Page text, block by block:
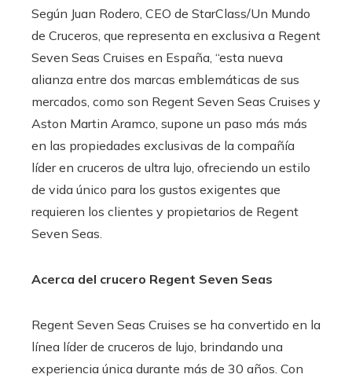
Según Juan Rodero, CEO de StarClass/Un Mundo
de Cruceros, que representa en exclusiva a Regent
Seven Seas Cruises en España, “esta nueva
alianza entre dos marcas emblemáticas de sus
mercados, como son Regent Seven Seas Cruises y
Aston Martin Aramco, supone un paso más más
en las propiedades exclusivas de la compañía
líder en cruceros de ultra lujo, ofreciendo un estilo
de vida único para los gustos exigentes que
requieren los clientes y propietarios de Regent
Seven Seas.
Acerca del crucero Regent Seven Seas
Regent Seven Seas Cruises se ha convertido en la
línea líder de cruceros de lujo, brindando una
experiencia única durante más de 30 años. Con